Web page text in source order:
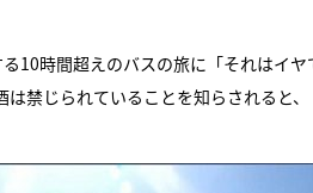
10時間超えのバスの旅に「それはイ
禁じられていることを知らされると